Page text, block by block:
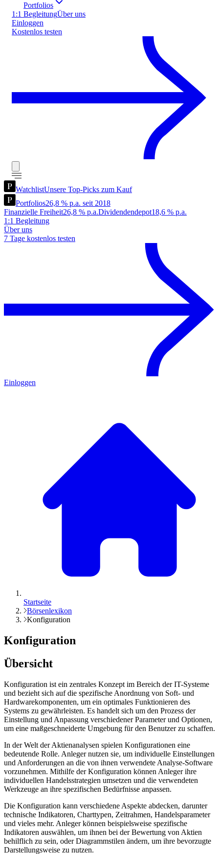
Portfolios
1:1 BegleitungÜber uns
Einloggen
Kostenlos testen
WatchlistUnsere Top-Picks zum Kauf
Portfolios26,8 % p.a. seit 2018
Finanzielle Freiheit26,8 % p.a.Dividendendepot18,6 % p.a.
1:1 Begleitung
Über uns
7 Tage kostenlos testen
Einloggen
Startseite
Börsenlexikon
Konfiguration
Konfiguration
Übersicht
Konfiguration ist ein zentrales Konzept im Bereich der IT-Systeme
und bezieht sich auf die spezifische Anordnung von Soft- und
Hardwarekomponenten, um ein optimales Funktionieren des
Systems zu gewährleisten. Es handelt sich um den Prozess der
Einstellung und Anpassung verschiedener Parameter und Optionen,
um eine maßgeschneiderte Umgebung für den Benutzer zu schaffen.
In der Welt der Aktienanalysen spielen Konfigurationen eine
bedeutende Rolle. Anleger nutzen sie, um individuelle Einstellungen
und Anforderungen an die von ihnen verwendete Analyse-Software
vorzunehmen. Mithilfe der Konfiguration können Anleger ihre
individuellen Handelsstrategien umsetzen und die verwendeten
Werkzeuge an ihre spezifischen Bedürfnisse anpassen.
Die Konfiguration kann verschiedene Aspekte abdecken, darunter
technische Indikatoren, Charttypen, Zeitrahmen, Handelsparameter
und vieles mehr. Anleger können beispielsweise spezifische
Indikatoren auswählen, um ihnen bei der Bewertung von Aktien
behilflich zu sein, oder Diagrammstilen ändern, um ihre bevorzugte
Darstellungsweise zu nutzen.